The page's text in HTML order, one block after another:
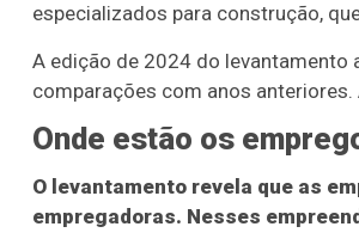
especializados para construção,
A edição de 2024 do levantamento
comparações com anos
Onde estão os
O levantamento revela que as
empregadoras. Nesses